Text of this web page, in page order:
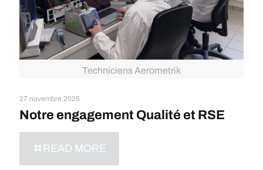
Techniciens Aerometrik
27 novembre 2025
Notre engagement Qualité et RSE
READ MORE